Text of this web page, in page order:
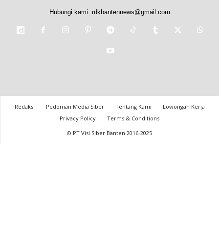
Hubungi kami: rdkbantennews@gmail.com
Redaksi Pedoman Media Siber Tentang Kami
Lowongan Kerja
Privacy Policy
Terms & Conditions
© PT Visi Siber Banten 2016-2025